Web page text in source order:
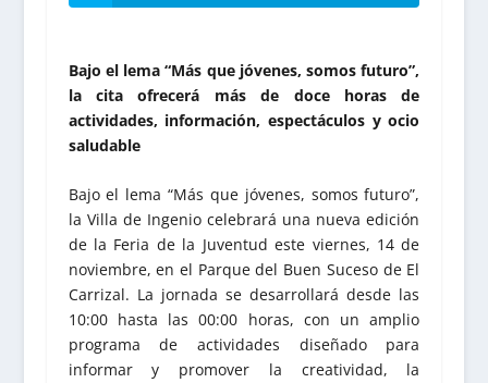
Bajo el lema “Más que jóvenes, somos futuro”,
la cita ofrecerá más de doce horas de
actividades, información, espectáculos y ocio
saludable
Bajo el lema “Más que jóvenes, somos futuro”,
la Villa de Ingenio celebrará una nueva edición
de la Feria de la Juventud este viernes, 14 de
noviembre, en el Parque del Buen Suceso de El
Carrizal. La jornada se desarrollará desde las
10:00 hasta las 00:00 horas, con un amplio
programa de actividades diseñado para
informar y promover la creatividad, la